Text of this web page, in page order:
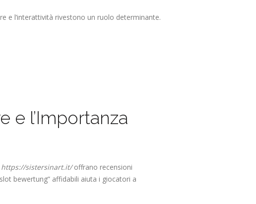
e l’interattività rivestono un ruolo determinante.
e l’Importanza
https://sistersinart.it/offrano recensioni
bewertung” affidabili aiuta i giocatori a